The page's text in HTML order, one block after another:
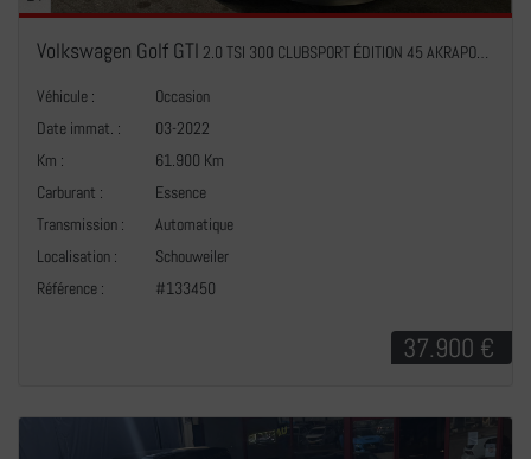
Volkswagen Golf GTI 2.0 TSI 300 CLUBSPORT ÉDITION 45 AKRAPOVIC DCC NURBURGRING PANO NAVI
Véhicule :
Occasion
Date immat. :
03-2022
Km :
61.900 Km
Carburant :
Essence
Transmission :
Automatique
Localisation :
Schouweiler
Référence :
#133450
37.900 €